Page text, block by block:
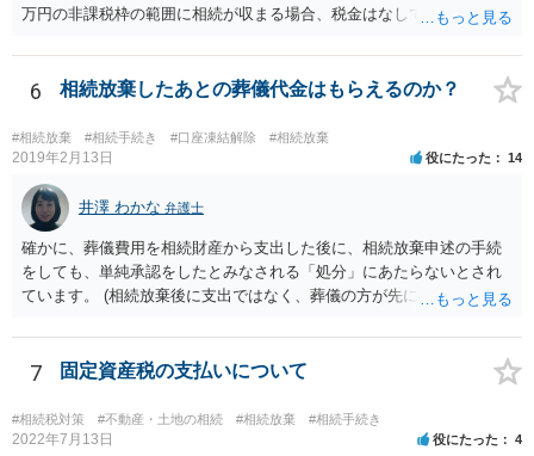
万円の非課税枠の範囲に相続が収まる場合、税金はなしです。 一人が
範囲となります。 一般的には、全員で相続する方が税金はお得です。
また、全員で相続しても、話し合いの結果、親がすべて相続と決める
こともできます。この場合でも相続の非課税枠は、全員で相続した540
0万円分使えます。 父が亡くなり、母が全部相続すると、母から三人
で相続する際は、4800万円が非課税枠となります。 そうすると、母が
亡くなってから相続すると、両親のどちらかが亡くなってから相続す
るより非課税の枠が減少します。 計画的に相続をするのがおすすめと
いうことになります。これ以外にも気をつける点はあるかもしれませ
んので、一度相談して想定するのがおすすめと思います。
6 相続放棄したあとの葬儀代金はもらえるのか？
#相続放棄 #相続手続き #口座凍結解除 #相続放棄
2019年2月13日 役にたった 14
井澤 わかな 弁護士
確かに、葬儀費用を相続財産から支出した後に、相続放棄申述の手続
をしても、単純承認をしたとみなされる「処分」にあたらないとされ
ています。 (相続放棄後に支出ではなく、葬儀の方が先に来るのが通常
述の手続ということだと思いますが) ただ、葬儀費用ならいくらでもよ
いということではなく、身分相応の、社会的儀式として当然認められ
る程度の金額に留まると考えた方がよいです。 もし、相続人の皆さん
に葬儀費用を支出する経済力がなく、質素な葬儀を行った費用であれ
ば相続財産から支出しても単純承認と認められない可能性が高いの
7 固定資産税の支払いについて
#相続税対策 #不動産・土地の相続 #相続放棄 #相続手続き
2022年7月13日 役にたった 4